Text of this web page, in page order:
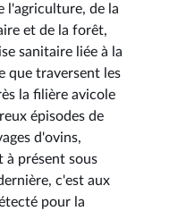
l'agriculture, de la
et de la forêt,
sanitaire liée à la
que traversent les
la filière avicole
épisodes de
d'ovins,
à présent sous
c'est aux
pour la